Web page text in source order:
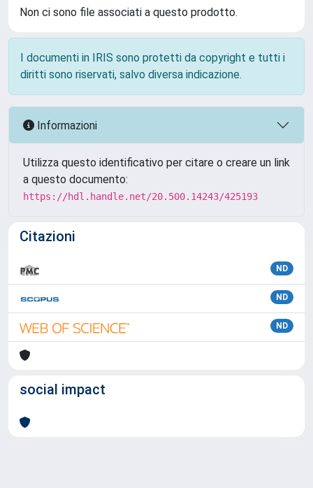
Non ci sono file associati a questo prodotto.
I documenti in IRIS sono protetti da copyright e tutti i
diritti sono riservati, salvo diversa indicazione.
Informazioni
Utilizza questo identificativo per citare o creare un link
a questo documento:
https://hdl.handle.net/20.500.14243/425193
Citazioni
ND
ND
ND
social impact